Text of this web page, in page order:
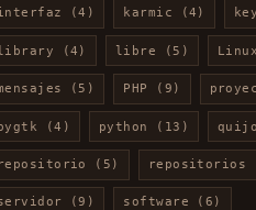
(4) karmic (4) key
(4) libre (5) Linux
(5) PHP (9)
(4) python (13)
(5) repositorios
(9) software (6)